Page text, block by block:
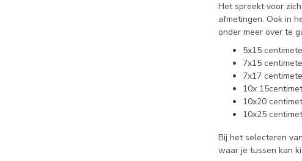
Het spreekt voor
afmetingen. Ook in
onder meer over te
5x15
7x15
7x17
10x
10x20
10x25
Bij het selecteren
waar je tussen kan